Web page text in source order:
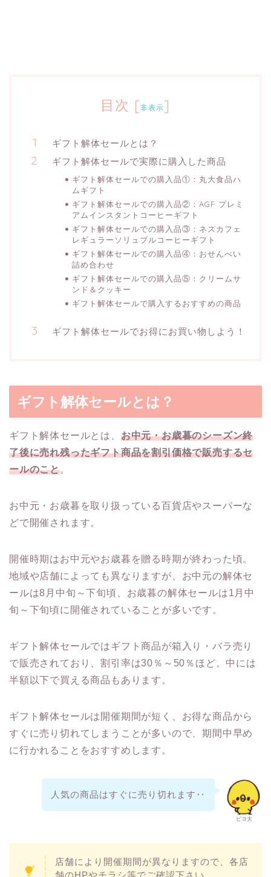
目次 [非表示]
ギフト解体セールとは？
ギフト解体セールで実際に購入した商品
ギフト解体セールでの購入品①：丸大食品ハ
ムギフト
ギフト解体セールでの購入品②：AGF プレミ
アムインスタントコーヒーギフト
ギフト解体セールでの購入品③：ネスカフェ
レギュラーソリュブルコーヒーギフト
ギフト解体セールでの購入品④：おせんべい
詰め合わせ
ギフト解体セールでの購入品⑤：クリームサ
ンド＆クッキー
ギフト解体セールで購入するおすすめの商品
ギフト解体セールでお得にお買い物しよう！
ギフト解体セールとは？
ギフト解体セールとは、 お中元・お歳暮のシーズン終
了後に売れ残ったギフト商品を割引価格で販売するセ
ールのこと。
お中元・お歳暮を取り扱っている百貨店やスーパーな
どで開催されます。
開催時期はお中元やお歳暮を贈る時期が終わった頃。
地域や店舗によっても異なりますが、お中元の解体セ
ールは8月中旬～下旬頃、お歳暮の解体セールは1月中
旬～下旬頃に開催されていることが多いです。
ギフト解体セールではギフト商品が箱入り・バラ売り
で販売されており、割引率は30％～50％ほど。中には
半額以下で買える商品もあります。
ギフト解体セールは開催期間が短く、お得な商品から
すぐに売り切れてしまうことが多いので、期間中早め
に行かれることをおすすめします。
ピヨ夫
人気の商品はすぐに売り切れます‥
店舗により開催期間が異なりますので、各店
舗のHPやチラシ等でご確認下さい。